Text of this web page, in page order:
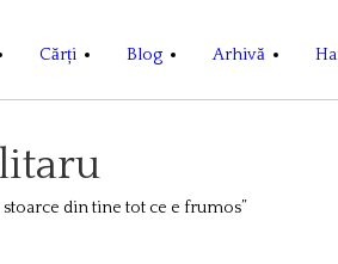
Cărți Blog Arhivă
stoarce din tine tot ce e frumos”